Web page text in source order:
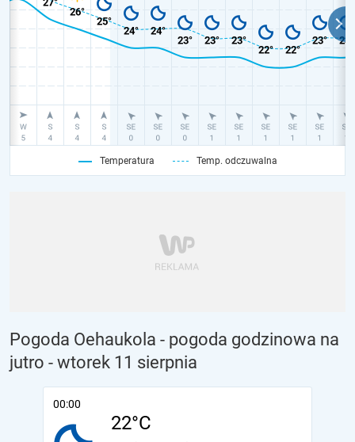
Temperatura Temp. odczuwalna
Pogoda Oehaukola - pogoda godzinowa na
jutro - wtorek 11 sierpnia
00:00
22°C